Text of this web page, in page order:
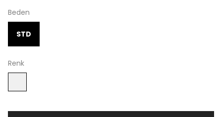
Beden
STD
Renk